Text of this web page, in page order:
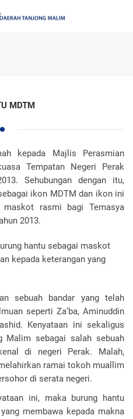
MDTM
kepada Majlis Perasmian
Tempatan Negeri Perak
Sehubungan dengan itu,
ikon MDTM dan ikon ini
rasmi bagi Temasya
2013.
hantu sebagai maskot
kepada keterangan yang
sebuah bandar yang telah
seperti Za’ba, Aminuddin
Kenyataan ini sekaligus
Malim sebagai salah sebuah
di negeri Perak. Malah,
ramai tokoh muallim
di serata negeri.
ini, maka burung hantu
membawa kepada makna